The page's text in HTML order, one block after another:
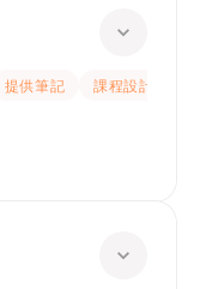
提供筆記 課程設計